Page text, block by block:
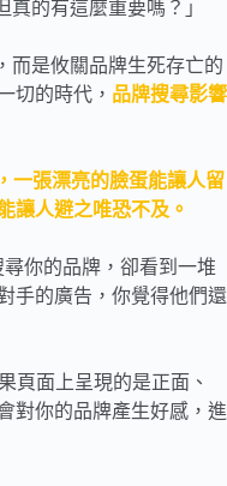
的有這麼重要嗎？」
而是攸關品牌生死存亡的
切的時代， 品牌搜尋影響
一張漂亮的臉蛋能讓人留
讓人避之唯恐不及。
你的品牌，卻看到一堆
手的廣告，你覺得他們還
頁面上呈現的是正面、
對你的品牌產生好感，進